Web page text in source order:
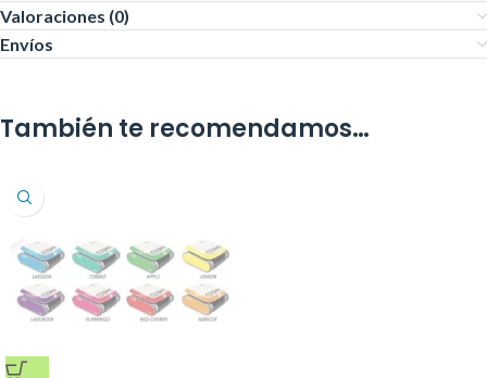
Valoraciones (0)
Envíos
También te recomendamos…